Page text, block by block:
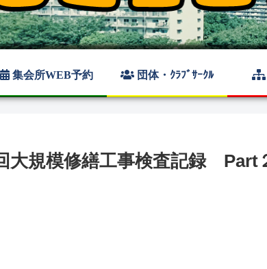
集会所WEB予約 団体・ｸﾗﾌﾞｻｰｸﾙ
大規模修繕工事検査記録 Part